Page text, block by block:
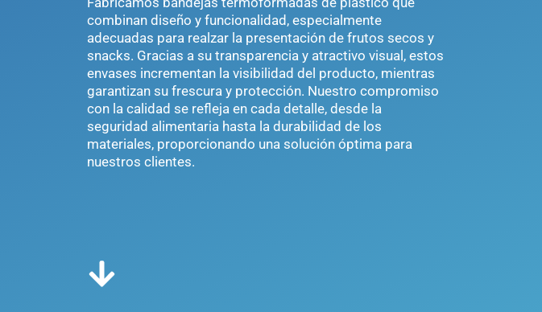
combinan diseño y funcionalidad, especialmente
adecuadas para realzar la presentación de frutos secos y
snacks. Gracias a su transparencia y atractivo visual, estos
envases incrementan la visibilidad del producto, mientras
garantizan su frescura y protección. Nuestro compromiso
con la calidad se refleja en cada detalle, desde la
seguridad alimentaria hasta la durabilidad de los
materiales, proporcionando una solución óptima para
nuestros clientes.